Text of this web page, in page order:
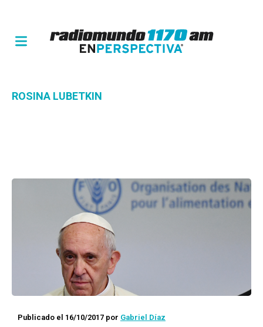
ROSINA LUBETKIN
Publicado el 16/10/2017 por Gabriel Díaz